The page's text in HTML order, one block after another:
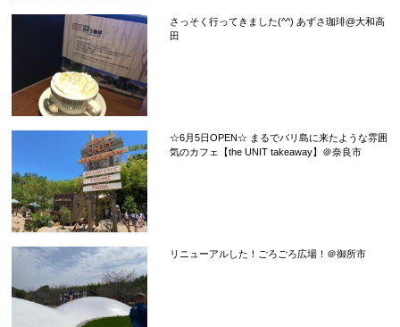
さっそく行ってきました(^^) あずさ珈琲@大和高
田
☆6月5日OPEN☆ まるでバリ島に来たような雰囲
気のカフェ【the UNIT takeaway】＠奈良市
リニューアルした！ごろごろ広場！＠御所市